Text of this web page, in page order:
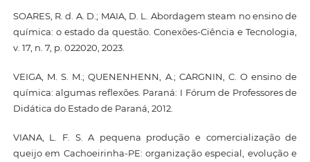
SOARES, R. d. A. D.; MAIA, D. L. Abordagem steam no ensino de
química: o estado da questão. Conexões-Ciência e Tecnologia,
v. 17, n. 7, p. 022020, 2023.
VEIGA, M. S. M.; QUENENHENN, A.; CARGNIN, C. O ensino de
química: algumas reflexões. Paraná: I Fórum de Professores de
Didática do Estado de Paraná, 2012.
VIANA, L. F. S. A pequena produção e comercialização de
queijo em Cachoeirinha-PE: organização especial, evolução e